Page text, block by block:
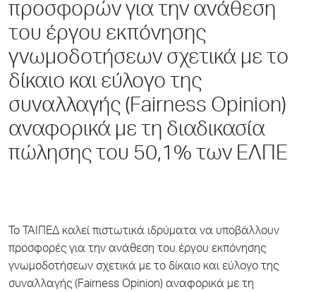
προσφορών για την ανάθεση
του έργου εκπόνησης
γνωμοδοτήσεων σχετικά με το
δίκαιο και εύλογο της
συναλλαγής (Fairness Opinion)
αναφορικά με τη διαδικασία
πώλησης του 50,1% των ΕΛΠΕ
Το ΤΑΙΠΕΔ καλεί πιστωτικά ιδρύματα να υποβάλλουν
προσφορές για την ανάθεση του έργου εκπόνησης
γνωμοδοτήσεων σχετικά με το δίκαιο και εύλογο της
συναλλαγής (Fairness Opinion) αναφορικά με τη